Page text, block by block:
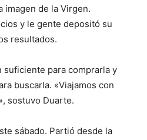
imagen de la Virgen.
y le gente depositó su
resultados.
suficiente para comprarla y
buscarla. «Viajamos con
sostuvo Duarte.
sábado. Partió desde la